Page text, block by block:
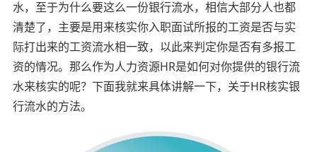
水，至于为什么要这么一份银行流水，相信大部分人也都
清楚了，主要是用来核实你入职面试所报的工资是否与实
际打出来的工资流水相一致，以此来判定你是否有多报工
资的情况。那么作为人力资源HR是如何对你提供的银行流
水来核实的呢？下面我就来具体讲解一下，关于HR核实银
行流水的方法。